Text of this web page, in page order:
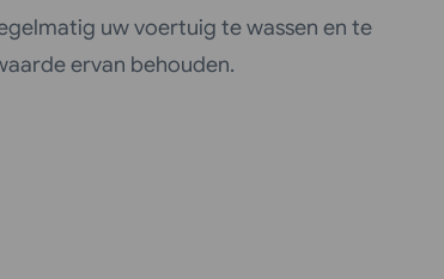
uw voertuig te wassen en te
ervan behouden.